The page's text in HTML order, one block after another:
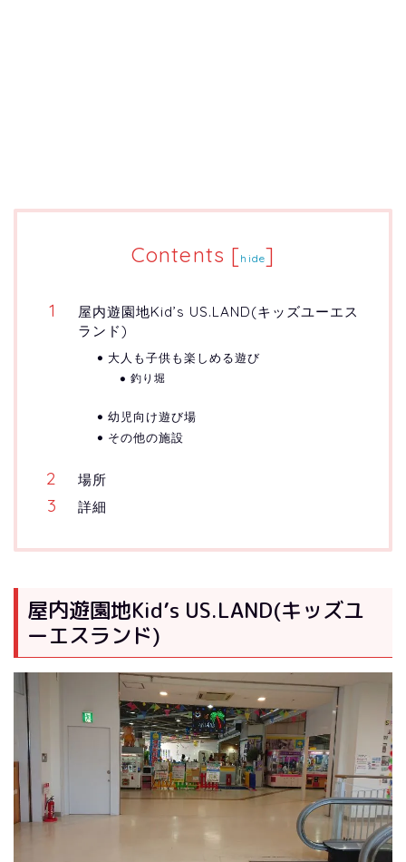
Contents [hide]
屋内遊園地Kid’s US.LAND(キッズユーエス
ランド)
大人も子供も楽しめる遊び
釣り堀
幼児向け遊び場
その他の施設
場所
詳細
屋内遊園地Kid’s US.LAND(キッズユ
ーエスランド)